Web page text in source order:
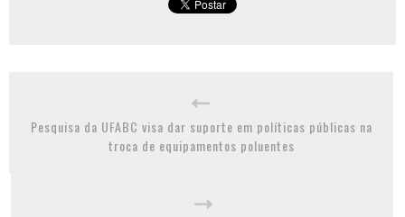
Pesquisa da UFABC visa dar suporte em políticas públicas na
troca de equipamentos poluentes